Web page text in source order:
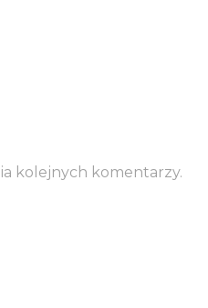
kolejnych komentarzy.